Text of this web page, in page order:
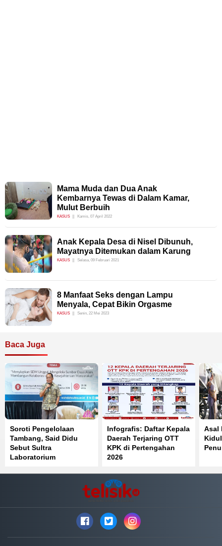
Mama Muda dan Dua Anak
Kembarnya Tewas di Dalam Kamar,
Mulut Berbuih
KASUS Kamis, 07 April 2022
Anak Kepala Desa di Nisel Dibunuh,
Mayatnya Ditemukan dalam Karung
KASUS Selasa, 09 Februari 2021
8 Manfaat Seks dengan Lampu
Menyala, Cepat Bikin Orgasme
KASUS Senin, 22 Mei 2023
Baca Juga
Soroti Pengelolaan
Tambang, Said Didu
Sebut Sultra
Laboratorium
UUD 1945
Infografis: Daftar Kepala
Daerah Terjaring OTT
KPK di Pertengahan
2026
Asal